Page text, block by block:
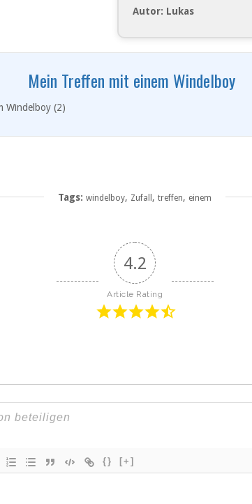
Autor: Lukas
Mein Treffen mit einem Windelboy
Windelboy (2)
Tags: windelboy, Zufall , treffen, einem
4.2
Article Rating
{} [+]